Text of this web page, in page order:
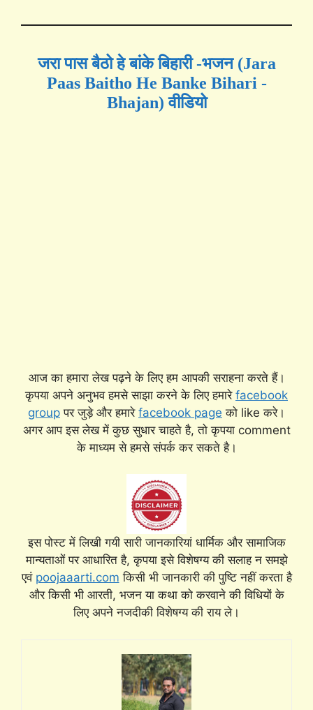
जरा पास बैठो हे बांके बिहारी -भजन (Jara
Paas Baitho He Banke Bihari -
Bhajan) वीडियो
आज का हमारा लेख पढ़ने के लिए हम आपकी सराहना करते हैं।
कृपया अपने अनुभव हमसे साझा करने के लिए हमारे facebook
group पर जुड़े और हमारे facebook page को like करे।
अगर आप इस लेख में कुछ सुधार चाहते है, तो कृपया comment
के माध्यम से हमसे संपर्क कर सकते है।
इस पोस्ट में लिखी गयी सारी जानकारियां धार्मिक और सामाजिक
मान्यताओं पर आधारित है, कृपया इसे विशेषग्य की सलाह न समझे
एवं poojaaarti.com किसी भी जानकारी की पुष्टि नहीं करता है
और किसी भी आरती, भजन या कथा को करवाने की विधियों के
लिए अपने नजदीकी विशेषग्य की राय ले।